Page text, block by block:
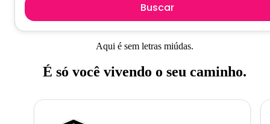
Buscar
Aqui é sem letras miúdas.
É só você vivendo o seu caminho.